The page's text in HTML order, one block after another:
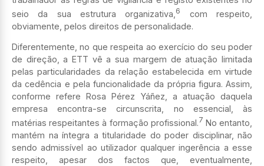
seio da sua estrutura organizativa, 6
com respeito,
obviamente, pelos direitos de personalidade.
Diferentemente, no que respeita ao exercício do seu poder
de direção, a ETT vê a sua margem de atuação limitada
pelas particularidades da relação estabelecida em virtude
da cedência e pela funcionalidade da própria figura. Assim,
conforme refere Rosa Pérez Yáñez, a atuação daquela
empresa encontra-se circunscrita, no essencial, às
matérias respeitantes à formação profissional.7 No entanto,
mantém na íntegra a titularidade do poder disciplinar, não
sendo admissível ao utilizador qualquer ingerência a esse
respeito, apesar dos factos que, eventualmente,